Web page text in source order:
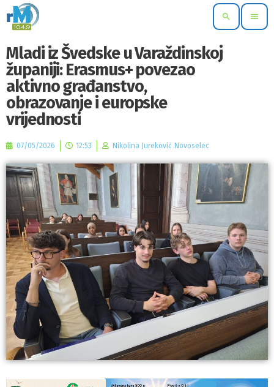
search menu
Mladi iz Švedske u Varaždinskoj
županiji: Erasmus+ povezao
aktivno građanstvo,
obrazovanje i europske
vrijednosti
07/05/2026 12:53 Nikolina Jureković Novoselec